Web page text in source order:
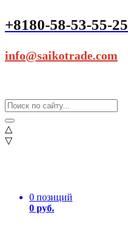
+8180-58-53-55-25
info@saikotrade.com
△
▽
0 позиций
0 руб.